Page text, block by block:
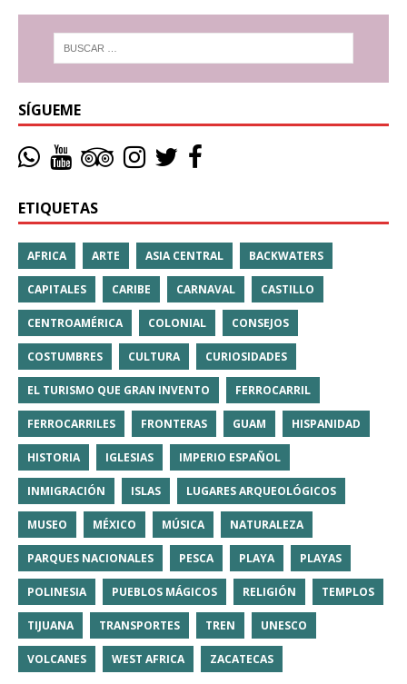
SÍGUEME
ETIQUETAS
AFRICA ARTE ASIA CENTRAL BACKWATERS
CAPITALES CARIBE CARNAVAL CASTILLO
CENTROAMÉRICA COLONIAL CONSEJOS
COSTUMBRES CULTURA CURIOSIDADES
EL TURISMO QUE GRAN INVENTO FERROCARRIL
FERROCARRILES FRONTERAS GUAM HISPANIDAD
HISTORIA IGLESIAS IMPERIO ESPAÑOL
INMIGRACIÓN ISLAS LUGARES ARQUEOLÓGICOS
MUSEO MÉXICO MÚSICA NATURALEZA
PARQUES NACIONALES PESCA PLAYA PLAYAS
POLINESIA PUEBLOS MÁGICOS RELIGIÓN TEMPLOS
TIJUANA TRANSPORTES TREN UNESCO
VOLCANES WEST AFRICA ZACATECAS